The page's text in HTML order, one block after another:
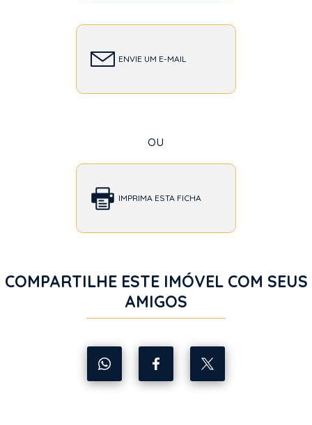
ENVIE UM E-MAIL
ou
IMPRIMA ESTA FICHA
COMPARTILHE ESTE IMÓVEL COM SEUS
AMIGOS